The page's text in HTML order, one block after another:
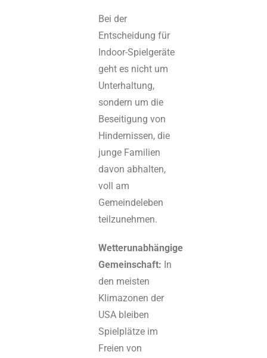
Bei der
Entscheidung für
Indoor-Spielgeräte
geht es nicht um
Unterhaltung,
sondern um die
Beseitigung von
Hindernissen, die
junge Familien
davon abhalten,
voll am
Gemeindeleben
teilzunehmen.
Wetterunabhängige
Gemeinschaft: In
den meisten
Klimazonen der
USA bleiben
Spielplätze im
Freien von